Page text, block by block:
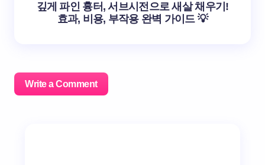
깊게 파인 흉터, 서브시전으로 새살 채우기!
효과, 비용, 부작용 완벽 가이드 💡
Write a Comment